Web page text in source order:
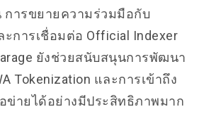
การขยายความร่วมมือกับ
ะการเชื่อมต่อ Official Indexer
ยังช่วยสนับสนุนการพัฒนา
Tokenization และการเข้าถึง
ข่ายได้อย่างมีประสิทธิภาพมาก